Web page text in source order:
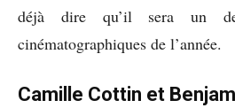
déjà dire qu’il sera un
cinématographiques de l’année.
Camille Cottin et